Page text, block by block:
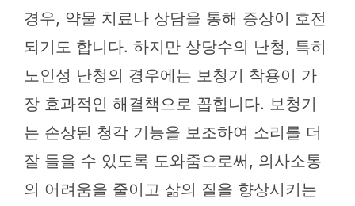
경우, 약물 치료나 상담을 통해 증상이 호전
되기도 합니다. 하지만 상당수의 난청, 특히
노인성 난청의 경우에는 보청기 착용이 가
장 효과적인 해결책으로 꼽힙니다. 보청기
는 손상된 청각 기능을 보조하여 소리를 더
잘 들을 수 있도록 도와줌으로써, 의사소통
의 어려움을 줄이고 삶의 질을 향상시키는